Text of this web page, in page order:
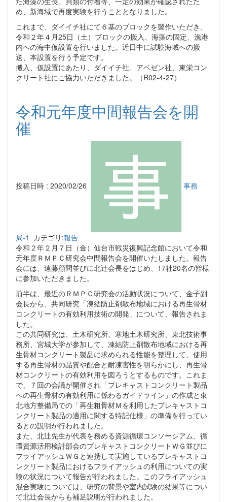
め、新海域で再度実験を行うこととなりました。
これまで、ダイイチ社にて６基のブロックを製作いただき、
令和２年４月25日（土）ブロックの搬入、海藻の固定、漁港
内への海中仮設置を行いました。近日中に試験海域への搬
送、本設置を行う予定です。
搬入、仮設置にあたり、ダイイチ社、アベゼン社、東栄コン
クリート社にご協力いただきました。（R02-4-27）
令和元年度中間報告会を開
催
投稿日時 : 2020/02/26 事務
局-1 カテゴリ:報告
令和２年２月７日（金）仙台市戦災復興記念館において令和
元年度ＲＭＰＣ研究会中間報告会を開催いたしました。報告
会には、遠藤顧問並びに北辻会長をはじめ、17社20名の皆様
に参加いただきました。
前半は、最近のＲＭＰＣ研究会の活動状況について、金子副
会長から、共同研究「凍結防止剤散布地域における再生骨材
コンクリートの有効利用技術の開発」について、報告されま
した。
この共同研究は、土木研究所、寒地土木研究所、東北技術事
務所、宮城大学が参加して、凍結防止剤散布地域における再
生骨材コンクリート製品に求められる性能を整理して、使用
する再生骨材の品質や配合と耐凍害性を明らかにし、再生骨
材コンクリートの有効利用を図ろうとするものです。これま
で、７回の会議が開催され「プレキャストコンクリート製品
への再生骨材の有効利用に係わるガイドライン」の作成と東
北地方整備局での「再生粗骨材Ｍを利用したプレキャストコ
ンクリート製品の適用に関する特記仕様」の準備を行ってい
るとの説明が行われました。
また、北辻先生が代表を務める資源循環コンソーシアム、循
環資源活用検討部会のプレキャストコンクリートＷＧ並びに
フライアッシュＷＧと連携して実施しているプレキャストコ
ンクリート製品におけるフライアッシュの利用についての実
験の状況について報告が行われました。このフライアッシュ
混合実験については、研究の背景や室内試験の結果等につい
て北辻会長からも補足説明が行われました。